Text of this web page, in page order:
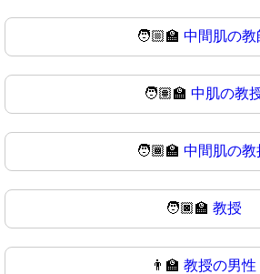
🧑🏼‍🏫 中間肌の教
🧑🏽‍🏫 中肌の教
🧑🏾‍🏫 中間肌の教
🧑🏿‍🏫 教授
👨‍🏫 教授の男性